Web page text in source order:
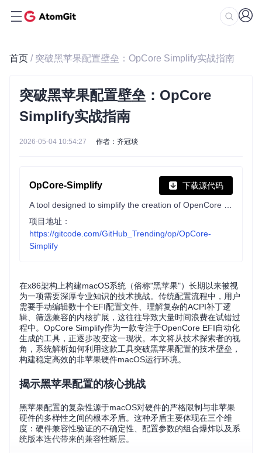
首页 / 突破黑苹果配置壁垒：OpCore Simplify实战指南
突破黑苹果配置壁垒：OpCore
Simplify实战指南
2026-05-04 10:54:27 作者：齐冠琰
OpCore-Simplify 下载源代码
项目地址：
https://gitcode.com/GitHub_Trending/op/OpCore-
Simplify
在x86架构上构建macOS系统（俗称"黑苹果"）长期以来被视
为一项需要深厚专业知识的技术挑战。传统配置流程中，用户
需要手动编辑数十个EFI配置文件、理解复杂的ACPI补丁逻
辑、筛选兼容的内核扩展，这往往导致大量时间浪费在试错过
程中。OpCore Simplify作为一款专注于OpenCore EFI自动化
生成的工具，正逐步改变这一现状。本文将从技术探索者的视
角，系统解析如何利用这款工具突破黑苹果配置的技术壁垒，
构建稳定高效的非苹果硬件macOS运行环境。
揭示黑苹果配置的核心挑战
黑苹果配置的复杂性源于macOS对硬件的严格限制与非苹果
硬件的多样性之间的根本矛盾。这种矛盾主要体现在三个维
度：硬件兼容性验证的不确定性、配置参数的组合爆炸以及系
统版本迭代带来的兼容性断层。